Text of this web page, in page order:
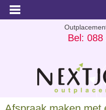
Bel: